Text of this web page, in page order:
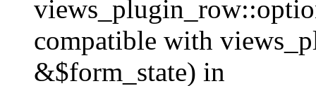
compatible with
&$form_state) in